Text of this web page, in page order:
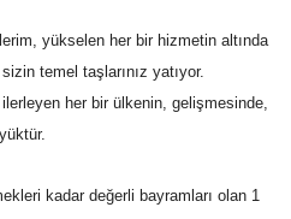
yükselen her bir hizmetin altında
temel taşlarınız yatıyor.
her bir ülkenin, gelişmesinde,
kadar değerli bayramları olan 1